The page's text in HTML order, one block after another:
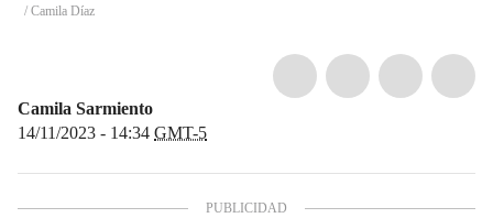
/ Camila Díaz
Camila Sarmiento
14/11/2023 - 14:34 GMT-5